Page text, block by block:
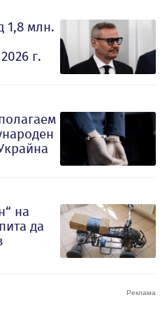
1,8 млн.
г.
на
да